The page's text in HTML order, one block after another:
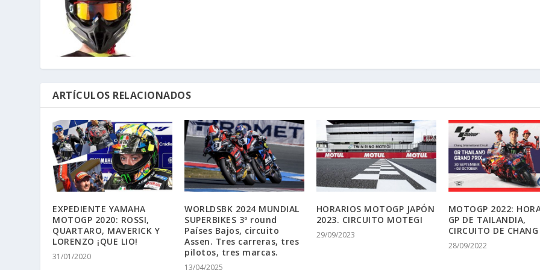
ARTÍCULOS RELACIONADOS
EXPEDIENTE YAMAHA
MOTOGP 2020: ROSSI,
QUARTARO, MAVERICK Y
LORENZO ¡QUE LIO!
31/01/2020
WORLDSBK 2024 MUNDIAL
SUPERBIKES 3º round
Países Bajos, circuito
Assen. Tres carreras, tres
pilotos, tres marcas.
13/04/2025
HORARIOS MOTOGP JAPÓN
2023. CIRCUITO MOTEGI
29/09/2023
MOTOGP 2022:
GP DE TAILANDIA,
CIRCUITO DE CHANG
28/09/2022